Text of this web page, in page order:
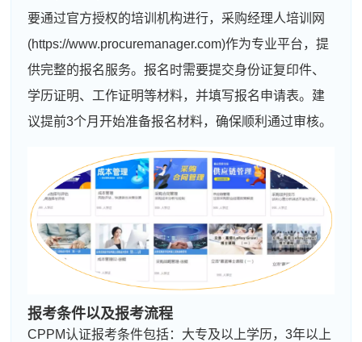
要通过官方授权的培训机构进行，采购经理人培训网
(https://www.procuremanager.com)作为专业平台，提
供完整的报名服务。报名时需要提交身份证复印件、
学历证明、工作证明等材料，并填写报名申请表。建
议提前3个月开始准备报名材料，确保顺利通过审核。
报考条件以及报考流程
CPPM认证报考条件包括：大专及以上学历，3年以上